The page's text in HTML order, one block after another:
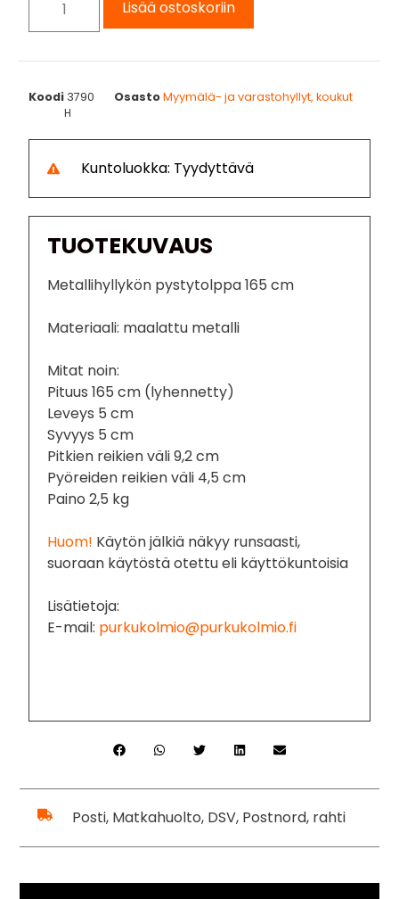
Lisää ostoskoriin
Koodi 3790 OsastoMyymälä- ja varastohyllyt, koukut
H
Kuntoluokka: Tyydyttävä
TUOTEKUVAUS
Metallihyllykön pystytolppa 165 cm
Materiaali: maalattu metalli
Mitat noin:
Pituus 165 cm (lyhennetty)
Leveys 5 cm
Syvyys 5 cm
Pitkien reikien väli 9,2 cm
Pyöreiden reikien väli 4,5 cm
Paino 2,5 kg
Huom! Käytön jälkiä näkyy runsaasti,
suoraan käytöstä otettu eli käyttökuntoisia
Lisätietoja:
E-mail: purkukolmio@purkukolmio.fi
Posti, Matkahuolto, DSV, Postnord, rahti